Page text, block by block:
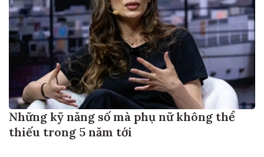
Những kỹ năng số mà phụ nữ không thể
thiếu trong 5 năm tới